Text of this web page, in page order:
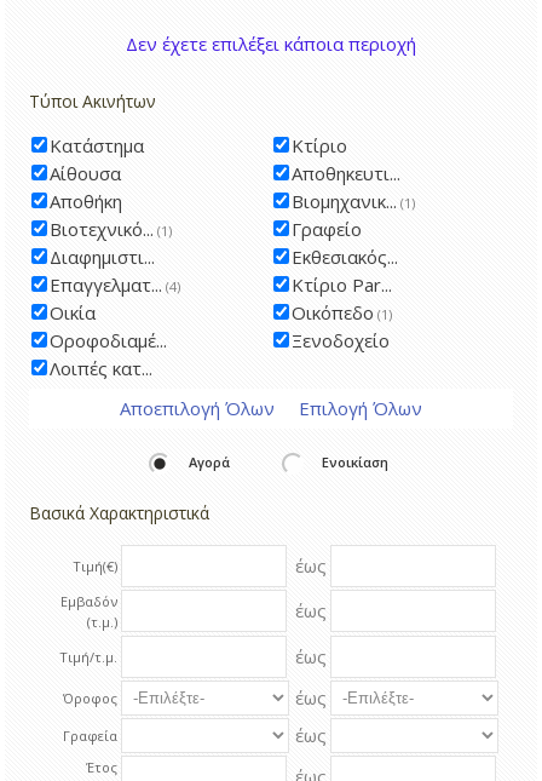
Δεν έχετε επιλέξει κάποια περιοχή
Τύποι Ακινήτων
Κατάστημα
Κτίριο
Αίθουσα
Αποθηκευτι...
Αποθήκη
Βιομηχανικ... (1)
Βιοτεχνικό... (1)
Γραφείο
Διαφημιστι...
Εκθεσιακός...
Επαγγελματ... (4)
Κτίριο Par...
Οικία
Οικόπεδο (1)
Οροφοδιαμέ...
Ξενοδοχείο
Λοιπές κατ...
Αποεπιλογή Όλων
Επιλογή Όλων
Αγορά Ενοικίαση
Βασικά Χαρακτηριστικά
Τιμή(€) έως
Εμβαδόν
(τ.μ.)
έως
Τιμή/τ.μ. έως
Όροφος έως
Γραφεία έως
Έτος
έως